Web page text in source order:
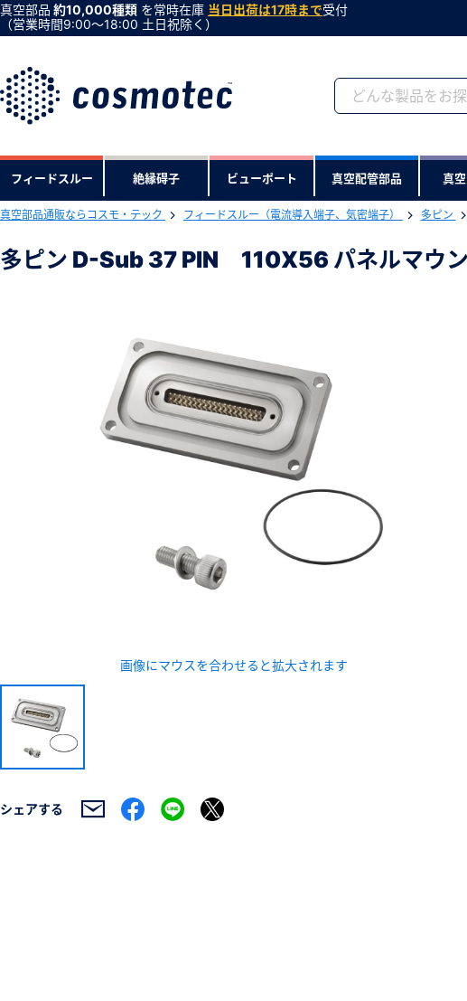
真空部品 約10,000種類 を常時在庫 当日出荷は17時まで受付
（営業時間9:00〜18:00 土日祝除く）
フィードスルー 絶縁碍子 ビューポート 真空配管部品 真
真空部品通販ならコスモ・テック フィードスルー（電流導入端子、気密端子） 多ピン
多ピン D-Sub 37 PIN 110X56 パネルマウ
画像にマウスを合わせると拡大されます
シェアする
下記製品のRoHS2適合報告書のダウンロード
会社・学校・研究機関名
会員登録がお済みでない
会員登録をすれば、便利な機能がご利用いただ
新規会員登録（無料）
※新規会員登録をお申し込み頂いてから本登録となるまで、数日間かか